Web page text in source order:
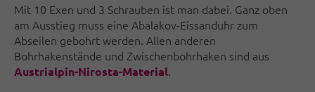
Mit 10 Exen und 3 Schrauben ist man dabei. Ganz oben
am Ausstieg muss eine Abalakov-Eissanduhr zum
Abseilen gebohrt werden. Allen anderen
Bohrhakenstände und Zwischenbohrhaken sind aus
Austrialpin-Nirosta-Material.